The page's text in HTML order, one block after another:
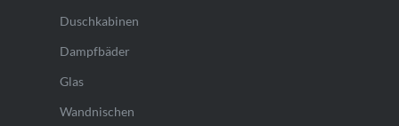
Duschkabinen
Dampfbäder
Glas
Wandnischen